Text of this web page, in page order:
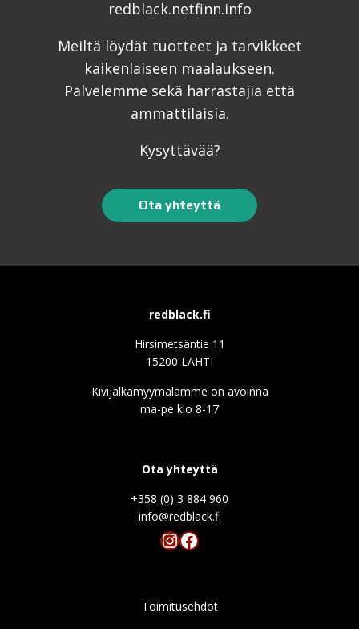
Meiltä löydät tuotteet ja tarvikkeet
kaikenlaiseen maalaukseen.
Palvelemme sekä harrastajia että
ammattilaisia.
Kysyttävää?
Ota yhteyttä
redblack.fi
Hirsimetsäntie 11
15200 LAHTI
Kivijalkamyymälämme on avoinna
ma-pe klo 8-17
Ota yhteyttä
+358 (0) 3 884 960
info@redblack.f
Instagram
Facebook
Toimitusehdot